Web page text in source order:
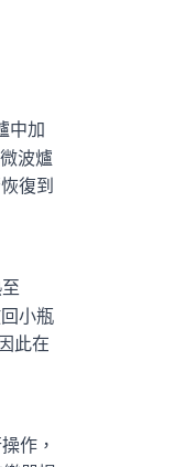
中加
波爐
復到
小瓶
此在
作，